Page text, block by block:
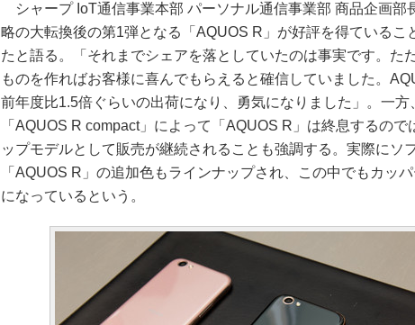
シャープ IoT通信事業本部 パーソナル通信事業部 商品企画部
略の大転換後の第1弾となる「AQUOS R」が好評を得ているこ
たと語る。「それまでシェアを落としていたのは事実です。た
ものを作ればお客様に喜んでもらえると確信していました。
前年度比1.5倍ぐらいの出荷になり、勇気になりました」。一方
「AQUOS R compact」によって「AQUOS R」は終息するので
ップモデルとして販売が継続されることも強調する。実際にソ
「AQUOS R」の追加色もラインナップされ、この中でもカッ
になっているという。